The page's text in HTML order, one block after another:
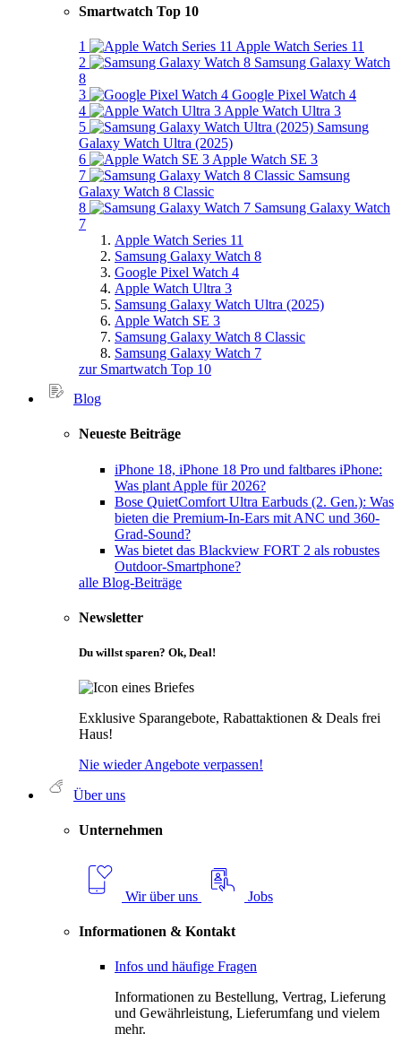
Smartwatch Top 10
1
Apple Watch Series 11
2
Samsung Galaxy Watch
8
3
Google Pixel Watch 4
4
Apple Watch Ultra 3
5
Samsung
Galaxy Watch Ultra (2025)
6
Apple Watch SE 3
7
Samsung
Galaxy Watch 8 Classic
8
Samsung Galaxy Watch
7
Apple Watch Series 11
Samsung Galaxy Watch 8
Google Pixel Watch 4
Apple Watch Ultra 3
Samsung Galaxy Watch Ultra (2025)
Apple Watch SE 3
Samsung Galaxy Watch 8 Classic
Samsung Galaxy Watch 7
zur Smartwatch Top 10
Blog
Neueste Beiträge
iPhone 18, iPhone 18 Pro und faltbares iPhone:
Was plant Apple für 2026?
Bose QuietComfort Ultra Earbuds (2. Gen.): Was
bieten die Premium-In-Ears mit ANC und 360-
Grad-Sound?
Was bietet das Blackview FORT 2 als robustes
Outdoor-Smartphone?
alle Blog-Beiträge
Newsletter
Du willst sparen? Ok, Deal!
Exklusive Sparangebote, Rabattaktionen & Deals frei
Haus!
Nie wieder Angebote verpassen!
Über uns
Unternehmen
Wir über uns Jobs
Informationen & Kontakt
Infos und häufige Fragen
Informationen zu Bestellung, Vertrag, Lieferung
und Gewährleistung, Lieferumfang und vielem
mehr.